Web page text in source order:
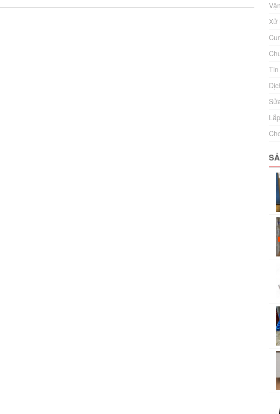
Xử